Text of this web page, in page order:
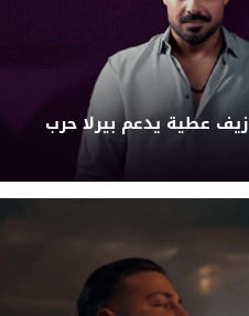
عطية يدعم بيرلا حرب